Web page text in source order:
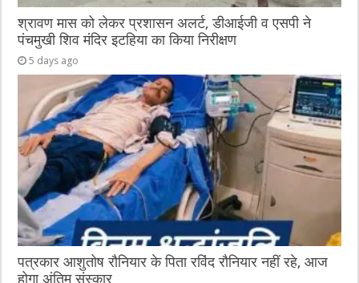
श्रावण मास को लेकर प्रशासन अलर्ट, डीआईजी व एसपी ने
पंचमुखी शिव मंदिर इटहिया का किया निरीक्षण
5 days ago
पत्रकार आशुतोष रौनियार के पिता रविंद रौनियार नहीं रहे, आज
होगा अंतिम संस्कार